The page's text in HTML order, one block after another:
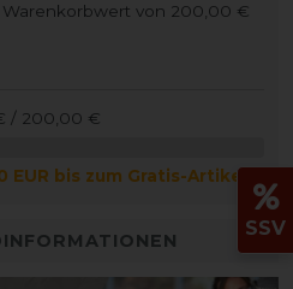
von 200,00 €
/ 200,00 €
bis zum Gratis-Artikel
SSV